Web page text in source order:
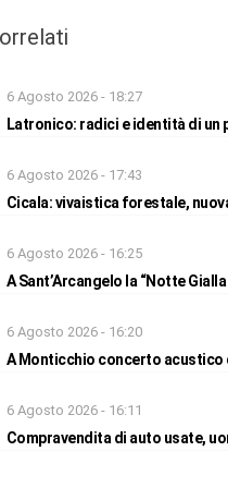
6 Agosto 2026 - 18:27
Latronico: radici e identità di un
6 Agosto 2026 - 17:43
Cicala: vivaistica forestale,
6 Agosto 2026 - 16:25
A Sant’Arcangelo la “Notte
6 Agosto 2026 - 16:20
A Monticchio concerto acustico
6 Agosto 2026 - 16:11
Compravendita di auto usate,